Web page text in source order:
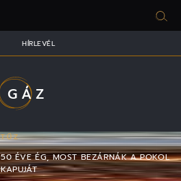
HÍRLEVÉL
GÁZ
TŰZ
50 ÉVE ÉG, MOST BEZÁRNÁK A POKOL
KAPUJÁT